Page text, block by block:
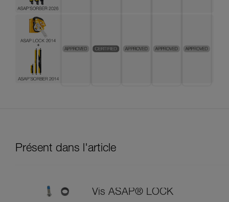
Présent dans l'article
Vis ASAP® LOCK